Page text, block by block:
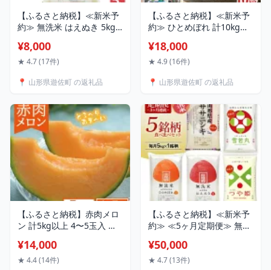
【ふるさと納税】≪新米予
約≫ 無洗米 はえぬき 5kg
望の時期頃お届け 東北 山
形県 遊佐町 庄内地方 精米
イコク
¥8,000
★ 4.7 (17件)
📍 山形県遊佐町 の返礼品
【ふるさと納税】≪新米予
約≫ ひとめぼれ 計10kg
県庄内産 ご希望の時期頃お
届け 東北 遊佐町 庄内地方
庄内米 ごはん ご飯 セット
¥18,000
★ 4.9 (16件)
📍 山形県遊佐町 の返礼品
【ふるさと納税】赤肉メロ
ン 計5kg以上 4〜5玉入 山
旬頃お届け ※着日指定不可
果物 フルーツ 夏 東北 山形
¥14,000
★ 4.4 (14件)
【ふるさと納税】≪新米予
約≫ ≪5ヶ月定期便≫ 無洗
5kg 5ヶ月連続 計25kg 令和
8年産 ササニシキ 雪若丸 ひ
¥50,000
★ 4.7 (13件)